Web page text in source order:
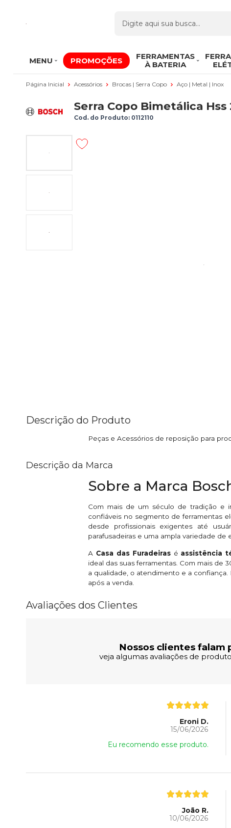
MENU PROMOÇÕES
FERRAMENTAS
À BATERIA
Página Inicial Acessórios Brocas | Serra Copo Aço | Metal | Inox
Serra Copo Bimetálica Hss
Cod. do Produto: 0112110
Descrição do Produto
Peças e Acessórios de reposição para
Descrição da Marca
Sobre a Marca
Com mais de um século de tradição e
confiáveis no segmento de ferramentas
desde profissionais exigentes até
parafusadeiras e uma ampla variedade
A Casa das Furadeirasé assistência
ideal das suas ferramentas. Com mais de
a qualidade, o atendimento e a
após a venda.
Avaliações dos Clientes
Nossos clientes falam
veja algumas avaliações de
Eroni D.
15/06/2026
Eu recomendo esse produto.
João R.
10/06/2026